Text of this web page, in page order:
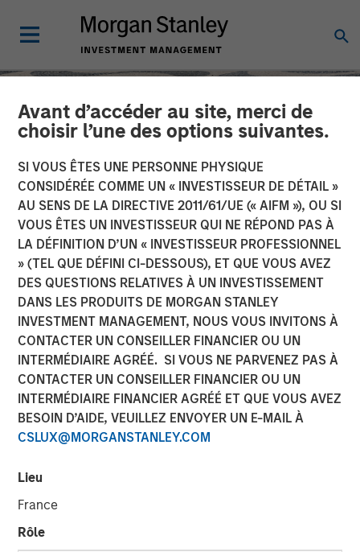
Avant d’accéder au site, merci de
choisir l’une des options suivantes.
SI VOUS ÊTES UNE PERSONNE PHYSIQUE
CONSIDÉRÉE COMME UN « INVESTISSEUR DE DÉTAIL »
AU SENS DE LA DIRECTIVE 2011/61/UE (« AIFM »), OU SI
VOUS ÊTES UN INVESTISSEUR QUI NE RÉPOND PAS À
LA DÉFINITION D’UN « INVESTISSEUR PROFESSIONNEL
» (TEL QUE DÉFINI CI-DESSOUS), ET QUE VOUS AVEZ
DES QUESTIONS RELATIVES À UN INVESTISSEMENT
DANS LES PRODUITS DE MORGAN STANLEY
INVESTMENT MANAGEMENT, NOUS VOUS INVITONS À
CONTACTER UN CONSEILLER FINANCIER OU UN
INTERMÉDIAIRE AGRÉÉ. SI VOUS NE PARVENEZ PAS À
CONTACTER UN CONSEILLER FINANCIER OU UN
INTERMÉDIAIRE FINANCIER AGRÉÉ ET QUE VOUS AVEZ
BESOIN D’AIDE, VEUILLEZ ENVOYER UN E-MAIL À
CSLUX@MORGANSTANLEY.COM
Lieu
France
Rôle
SLIMMON'S TAKE INSIGHTS
Equity Market
Commentary - May 2026
07 MAI 2026
The Author
Managing Director